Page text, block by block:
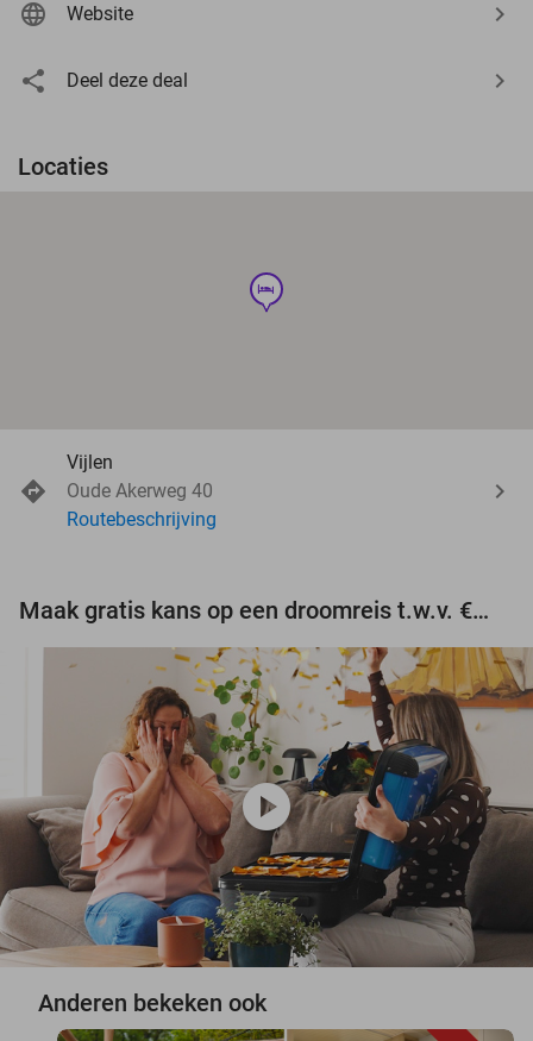
Website
Deel deze deal
Locaties
hotel
Vijlen
Oude Akerweg 40
Routebeschrijving
Maak gratis kans op een droomreis t.w.v. €3.000!
play_circle
Anderen bekeken ook